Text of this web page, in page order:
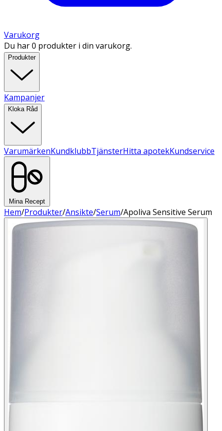
Varukorg
Du har 0 produkter i din varukorg.
Produkter
Kampanjer
Kloka Råd
VarumärkenKundklubbTjänsterHitta apotekKundservice
Mina Recept
Hem/Produkter/Ansikte/Serum/Apoliva Sensitive Serum